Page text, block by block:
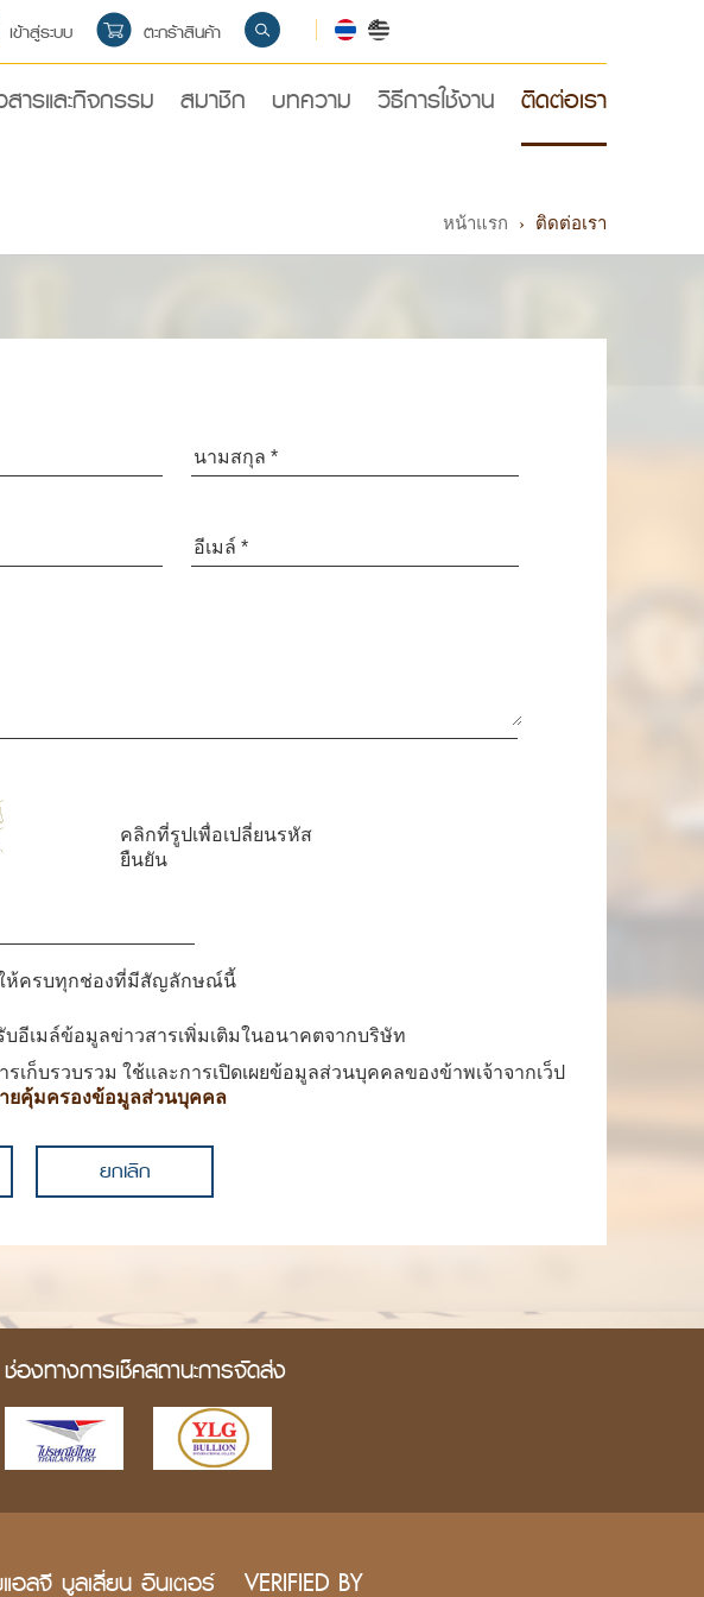
เข้าสู่ระบบ ตะกร้าสินค้า
สารและกิจกรรม สมาชิก บทความ วิธีการใช้งาน ติดต่อเรา
หน้าแรก › ติดต่อเรา
คลิกที่รูปเพื่อเปลี่ยนรหัส
ยืนยัน
ห้ครบทุกช่องที่มีสัญลักษณ์นี้
บอีเมล์ข้อมูลข่าวสารเพิ่มเติมในอนาคตจากบริษัท
รเก็บรวบรวม ใช้และการเปิดเผยข้อมูลส่วนบุคคลของข้าพเจ้าจากเว็ป
ยคุ้มครองข้อมูลส่วนบุคคล
ช่องทางการเช็คสถานะการจัดส่ง
อลจี บูลเลี่ยน อินเตอร์ VERIFIED BY